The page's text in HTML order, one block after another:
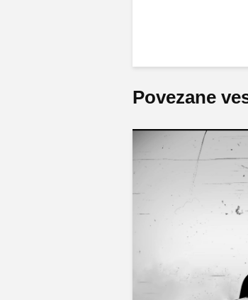
Povezane